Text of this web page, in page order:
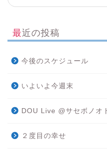
最近の投稿
今後のスケジュール
いよいよ今週末
DOU Live @サセボノオ
２度目の幸せ